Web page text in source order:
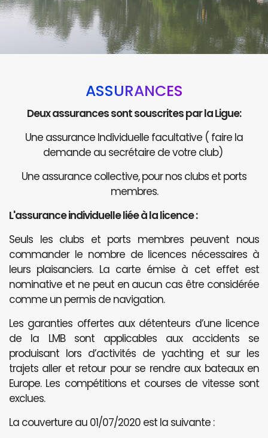
ASSURANCES
Deux assurances sont souscrites par la Ligue:
Une assurance Individuelle facultative ( faire la
demande au secrétaire de votre club)
Une assurance collective, pour nos clubs et ports
membres.
L'assurance individuelle liée à la licence :
Seuls les clubs et ports membres peuvent nous
commander le nombre de licences nécessaires à
leurs plaisanciers. La carte émise à cet effet est
nominative et ne peut en aucun cas être considérée
comme un permis de navigation.
Les garanties offertes aux détenteurs d’une licence
de la LMB sont applicables aux accidents se
produisant lors d’activités de yachting et sur les
trajets aller et retour pour se rendre aux bateaux en
Europe. Les compétitions et courses de vitesse sont
exclues.
La couverture au 01/07/2020 est la suivante :